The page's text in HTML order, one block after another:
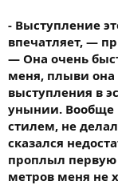
- Выступление
впечатляет, —
— Она очень
меня, плыви она
выступления в
унынии. Вообще
стилем, не
сказался
проплыл первую
метров меня не